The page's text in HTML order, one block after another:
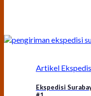
Artikel
Ekspedisi